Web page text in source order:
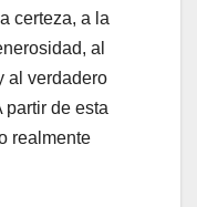
certeza, a la
al
al verdadero
partir de esta
realmente